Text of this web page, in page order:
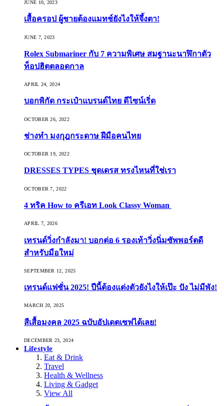
JUNE 10, 2023
เสื้อครอป ผู้ชายต้องแมทช์ยังไงให้จึ้งตา!
JUNE 7, 2023
Rolex Submariner กับ 7 ความพิเศษ สมฐานะนาฬิกาตัว
ท็อปฮิตตลอดกาล
APRIL 24, 2024
บอกพิกัด กระเป๋าแบรนด์ไทย ดีไซน์เริ่ด
OCTOBER 26, 2022
ช่างทำ มงกุฎกระดาษ ฝีมือคนไทย
OCTOBER 19, 2022
DRESSES TYPES ชุดเดรส ทรงไหนที่ใช่เรา
OCTOBER 7, 2022
4 ทริค How to ครีเอท Look Classy Woman
APRIL 7, 2026
เทรนด์วิ่งกำลังมา! บอกต่อ 6 รองเท้าวิ่งนิ่มซัพพอร์ตดี
สำหรับมือใหม่
SEPTEMBER 12, 2025
เทรนด์แฟชั่น 2025! ปีนี้ต้องแต่งตัวยังไงให้เป๊ะ ปัง ไม่มีพัง!
MARCH 20, 2025
สีเสื้อมงคล 2025 ฉบับอัปเดตเซฟได้เลย!
DECEMBER 23, 2024
Lifestyle
Eat & Drink
Travel
Health & Wellness
Living & Gadget
View All